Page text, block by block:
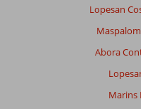
Lopesan
Abora
Marins